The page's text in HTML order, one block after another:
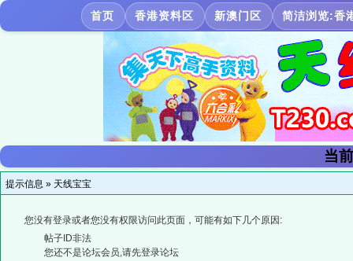
首页 香港资料区 新澳门区 简洁浏览:香
当
提示信息 » 天线宝宝
您没有登录或者您没有权限访问此页面，可能有如下几个原因:
帖子ID非法
您还不是论坛会员,请先登录论坛